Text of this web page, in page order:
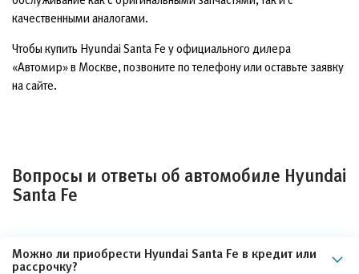
качественными аналогами.
Чтобы купить Hyundai Santa Fe у официального дилера
«Автомир» в Москве, позвоните по телефону или оставьте заявку
на сайте.
Вопросы и ответы об автомобиле Hyundai
Santa Fe
Можно ли приобрести Hyundai Santa Fe в кредит или
рассрочку?